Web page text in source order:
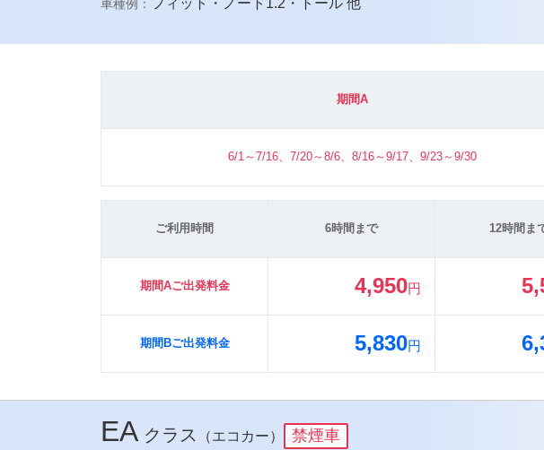
車種例： フィット・ノート1.2・トール 他
期間A
6/1～7/16、7/20～8/6、8/16～9/17、9/23～9/30
ご利用時間 6時間まで 12時間ま
期間Aご出発料金 4,950円
期間Bご出発料金 5,830円
EA クラス （エコカー） 禁煙車